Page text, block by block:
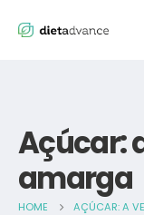
Açúcar:
amarga
HOME AÇÚCAR: A